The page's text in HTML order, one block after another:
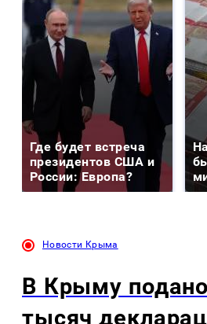
Где будет встреча
президентов США и
России: Европа?
Новости Крыма
В Крыму
тысяч